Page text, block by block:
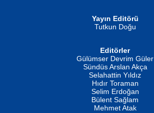
İSMAİL OKUTAN
Erkeklerin Kahrolması Ne Demektir
Evvel Zaman Tanrıçası...
Yayın Editörü
Tutkun Doğu
Editörler
Gülümser Devrim Güler
Sündüs Arslan Akça
Selahattin Yıldız
Hıdır Toraman
Selim Erdoğan
Bülent Sağlam
Mehmet Atak